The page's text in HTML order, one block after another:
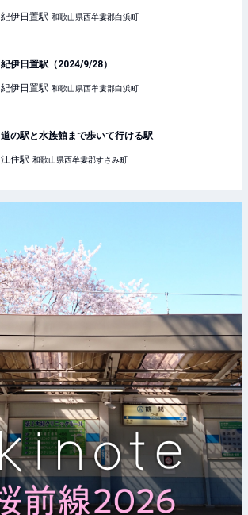
紀伊日置駅 和歌山県西牟婁郡白浜町
紀伊日置駅（2024/9/28）
紀伊日置駅 和歌山県西牟婁郡白浜町
道の駅と水族館まで歩いて行ける駅
江住駅 和歌山県西牟婁郡すさみ町